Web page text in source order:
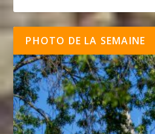
PHOTO DE LA SEMAINE